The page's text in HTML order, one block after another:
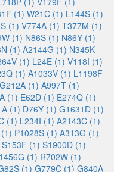
(1) W21C (1) L144S (1)
(1) V774A (1) T377M (1)
(1) N86S (1) N86Y (1)
(1) A2144G (1) N345K
(1) L24E (1) V118I (1)
(1) A1033V (1) L1198F
G212A (1) A997T (1)
(1) E62D (1) E274Q (1)
(1) D76Y (1) G1631D (1)
(1) L234I (1) A2143C (1)
P1028S (1) A313G (1)
S153F (1) S1900D (1)
(1) R702W (1)
(1) G779C (1) G840A